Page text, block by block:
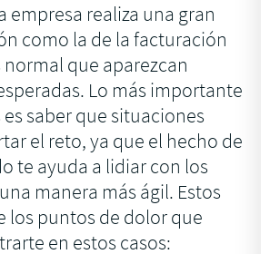
empresa realiza una gran
como la de la facturación
que aparezcan
Lo más importante
saber que situaciones
el reto, ya que el hecho de
te ayuda a lidiar con los
manera más ágil. Estos
los puntos de dolor que
en estos casos: